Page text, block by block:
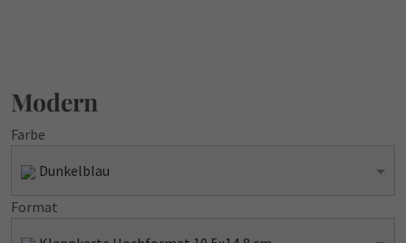
Modern
Farbe
Dunkelblau
Format